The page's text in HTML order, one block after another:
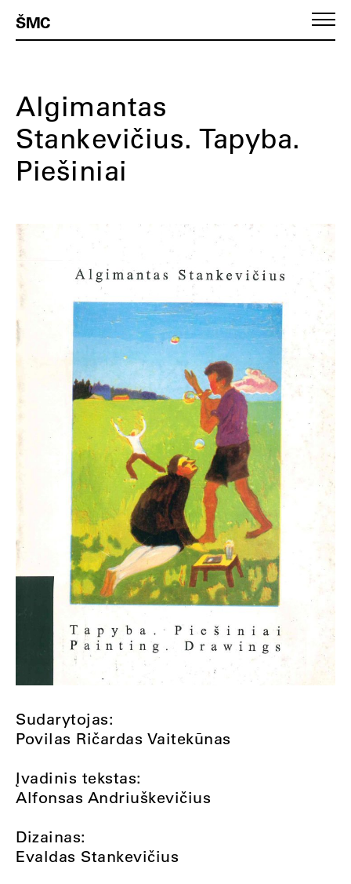
ŠMC
Algimantas
Stankevičius. Tapyba.
Piešiniai
Sudarytojas:
Povilas Ričardas Vaitekūnas
Įvadinis tekstas:
Alfonsas Andriuškevičius
Dizainas:
Evaldas Stankevičius